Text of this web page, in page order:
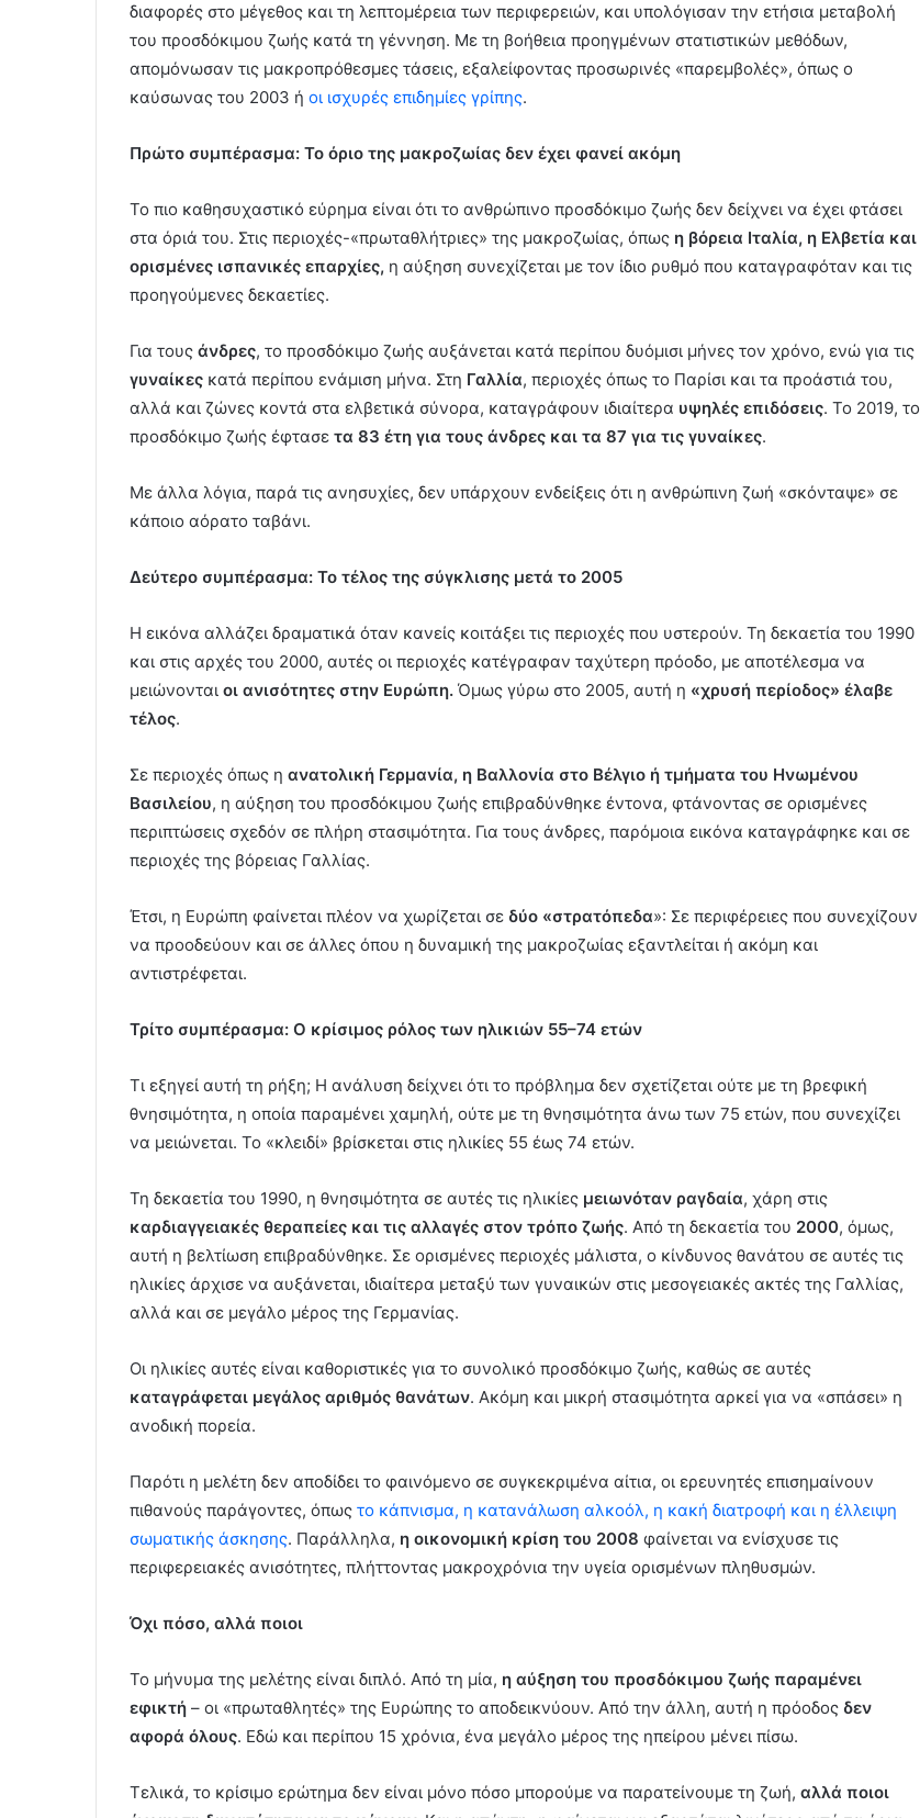
διαφορές στο μέγεθος και τη λεπτομέρεια των περιφερειών, και υπολόγισαν την ετήσια μεταβολή
του προσδόκιμου ζωής κατά τη γέννηση. Με τη βοήθεια προηγμένων στατιστικών μεθόδων,
απομόνωσαν τις μακροπρόθεσμες τάσεις, εξαλείφοντας προσωρινές «παρεμβολές», όπως ο
καύσωνας του 2003 ή οι ισχυρές επιδημίες γρίπης.
Πρώτο συμπέρασμα: Το όριο της μακροζωίας δεν έχει φανεί ακόμη
Το πιο καθησυχαστικό εύρημα είναι ότι το ανθρώπινο προσδόκιμο ζωής δεν δείχνει να έχει φτάσει
στα όριά του. Στις περιοχές-«πρωταθλήτριες» της μακροζωίας, όπως η βόρεια Ιταλία, η Ελβετία και
ορισμένες ισπανικές επαρχίες, η αύξηση συνεχίζεται με τον ίδιο ρυθμό που καταγραφόταν και τις
προηγούμενες δεκαετίες.
Για τους άνδρες, το προσδόκιμο ζωής αυξάνεται κατά περίπου δυόμισι μήνες τον χρόνο, ενώ για τις
γυναίκες κατά περίπου ενάμιση μήνα. Στη Γαλλία, περιοχές όπως το Παρίσι και τα προάστιά του,
αλλά και ζώνες κοντά στα ελβετικά σύνορα, καταγράφουν ιδιαίτερα υψηλές επιδόσεις. Το 2019, το
προσδόκιμο ζωής έφτασε τα 83 έτη για τους άνδρες και τα 87 για τις γυναίκες.
Με άλλα λόγια, παρά τις ανησυχίες, δεν υπάρχουν ενδείξεις ότι η ανθρώπινη ζωή «σκόνταψε» σε
κάποιο αόρατο ταβάνι.
Δεύτερο συμπέρασμα: Το τέλος της σύγκλισης μετά το 2005
Η εικόνα αλλάζει δραματικά όταν κανείς κοιτάξει τις περιοχές που υστερούν. Τη δεκαετία του 1990
και στις αρχές του 2000, αυτές οι περιοχές κατέγραφαν ταχύτερη πρόοδο, με αποτέλεσμα να
μειώνονται οι ανισότητες στην Ευρώπη. Όμως γύρω στο 2005, αυτή η «χρυσή περίοδος» έλαβε
τέλος.
Σε περιοχές όπως η ανατολική Γερμανία, η Βαλλονία στο Βέλγιο ή τμήματα του Ηνωμένου
Βασιλείου, η αύξηση του προσδόκιμου ζωής επιβραδύνθηκε έντονα, φτάνοντας σε ορισμένες
περιπτώσεις σχεδόν σε πλήρη στασιμότητα. Για τους άνδρες, παρόμοια εικόνα καταγράφηκε και σε
περιοχές της βόρειας Γαλλίας.
Έτσι, η Ευρώπη φαίνεται πλέον να χωρίζεται σε δύο «στρατόπεδα»: Σε περιφέρειες που συνεχίζουν
να προοδεύουν και σε άλλες όπου η δυναμική της μακροζωίας εξαντλείται ή ακόμη και
αντιστρέφεται.
Τρίτο συμπέρασμα: Ο κρίσιμος ρόλος των ηλικιών 55–74 ετών
Τι εξηγεί αυτή τη ρήξη; Η ανάλυση δείχνει ότι το πρόβλημα δεν σχετίζεται ούτε με τη βρεφική
θνησιμότητα, η οποία παραμένει χαμηλή, ούτε με τη θνησιμότητα άνω των 75 ετών, που συνεχίζει
να μειώνεται. Το «κλειδί» βρίσκεται στις ηλικίες 55 έως 74 ετών.
Τη δεκαετία του 1990, η θνησιμότητα σε αυτές τις ηλικίες μειωνόταν ραγδαία, χάρη στις
καρδιαγγειακές θεραπείες και τις αλλαγές στον τρόπο ζωής. Από τη δεκαετία του 2000, όμως,
αυτή η βελτίωση επιβραδύνθηκε. Σε ορισμένες περιοχές μάλιστα, ο κίνδυνος θανάτου σε αυτές τις
ηλικίες άρχισε να αυξάνεται, ιδιαίτερα μεταξύ των γυναικών στις μεσογειακές ακτές της Γαλλίας,
αλλά και σε μεγάλο μέρος της Γερμανίας.
Οι ηλικίες αυτές είναι καθοριστικές για το συνολικό προσδόκιμο ζωής, καθώς σε αυτές
καταγράφεται μεγάλος αριθμός θανάτων. Ακόμη και μικρή στασιμότητα αρκεί για να «σπάσει» η
ανοδική πορεία.
Παρότι η μελέτη δεν αποδίδει το φαινόμενο σε συγκεκριμένα αίτια, οι ερευνητές επισημαίνουν
πιθανούς παράγοντες, όπως το κάπνισμα, η κατανάλωση αλκοόλ, η κακή διατροφή και η έλλειψη
σωματικής άσκησης. Παράλληλα, η οικονομική κρίση του 2008 φαίνεται να ενίσχυσε τις
περιφερειακές ανισότητες, πλήττοντας μακροχρόνια την υγεία ορισμένων πληθυσμών.
Όχι πόσο, αλλά ποιοι
Το μήνυμα της μελέτης είναι διπλό. Από τη μία, η αύξηση του προσδόκιμου ζωής παραμένει
εφικτή – οι «πρωταθλητές» της Ευρώπης το αποδεικνύουν. Από την άλλη, αυτή η πρόοδος δεν
αφορά όλους. Εδώ και περίπου 15 χρόνια, ένα μεγάλο μέρος της ηπείρου μένει πίσω.
Τελικά, το κρίσιμο ερώτημα δεν είναι μόνο πόσο μπορούμε να παρατείνουμε τη ζωή, αλλά ποιοι